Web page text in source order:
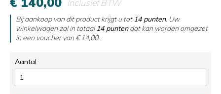
Inclusief BTW
Bij aankoop van dit product krijgt u tot 14punten. Uw
winkelwagen zal in totaal 14puntendat kan worden omgezet
in een voucher van € 14,00.
Aantal